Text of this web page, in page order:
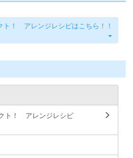
ト！ アレンジレシピはこちら！！
ト！ アレンジレシピ